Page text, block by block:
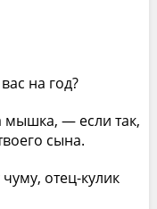
на год?
мышка, — если так,
сына.
отец-кулик